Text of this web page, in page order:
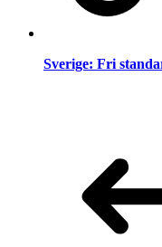
Sverige: Fri